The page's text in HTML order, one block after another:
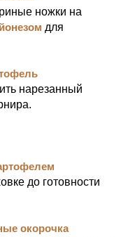
ножки на
для
нарезанный
до готовности